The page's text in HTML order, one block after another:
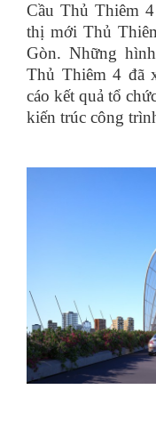
Cầu Thủ Thiêm
thị mới Thủ
Gòn. Những
Thủ Thiêm 4 đã
cáo kết quả tổ
kiến trúc công